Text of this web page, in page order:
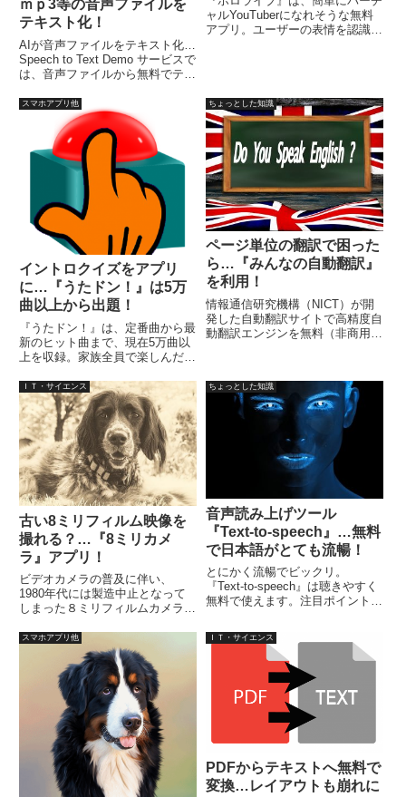
ｍｐ3等の音声ファイルを
テキスト化！
AIが音声ファイルをテキスト化…
Speech to Text Demo サービスで
は、音声ファイルから無料でテキ
声ファイル対応フォーマットは、
mp3、mpeg、wav、flac、opus
で、話者が複数いる場合も対応で
きます。
ャルYouTuberになれそうな無料
アプリ。ユーザーの表情を認識
Mirrativ等と連携しライブ配信可
能。
スマホアプリ他
イントロクイズをアプリ
に…『うたドン！』は5万
曲以上から出題！
『うたドン！』は、定番曲から最
新のヒット曲まで、現在5万曲以
上を収録。家族全員で楽しんだ
でも十分に楽しめるイントロクイ
ズを再現した無料アプリになって
います。一人でも、友人や知人と
一緒に、または家族やパーティー
でも利用出来ます。
ちょっとした知識
ページ単位の翻訳で困った
ら…『みんなの自動翻訳』
を利用！
情報通信研究機構（NICT）が開
発した自動翻訳サイトで高精度自
動翻訳エンジンを無料（非商用）
便利アプリで、ページ翻訳が可能
です。
ＩＴ・サイエンス
古い8ミリフィルム映像を
撮れる？…『8ミリカメ
ラ』アプリ！
ビデオカメラの普及に伴い、
1980年代には製造中止となって
しまった８ミリフィルムカメラで
うな映像を見せてくれます。そん
な映像を最近は、ソフトウエアに
よって編集して、古いシーンに見
えるような動画にしたりしていま
ちょっとした知識
音声読み上げツール
『Text-to-speech』…無料
で日本語がとても流暢！
とにかく流暢でビックリ。
『Text-to-speech』は聴きやすく
無料で使えます。注目ポイント
ス語、イタリア語、スペイン語、
ロシア語などを流暢に話すことが
可能です。過去記事にして調べた
なかでは、トップレベルです。
スマホアプリ他 ＩＴ・サイエンス
PDFからテキストへ無料で
変換…レイアウトも崩れに